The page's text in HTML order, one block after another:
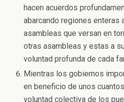
hacen acuerdos
abarcando regiones enteras
asambleas que versan en
otras asambleas y estas a
voluntad profunda de cada
Mientras los gobiernos
en beneficio de unos
voluntad colectiva de los